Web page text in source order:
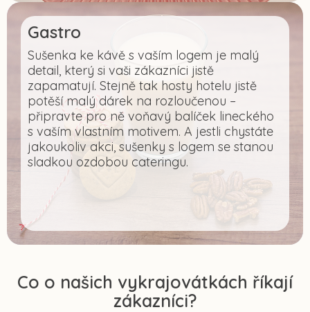
Gastro
Sušenka ke kávě s vaším logem je malý
detail, který si vaši zákazníci jistě
zapamatují. Stejně tak hosty hotelu jistě
potěší malý dárek na rozloučenou –
připravte pro ně voňavý balíček lineckého
s vaším vlastním motivem. A jestli chystáte
jakoukoliv akci, sušenky s logem se stanou
sladkou ozdobou cateringu.
Co o našich vykrajovátkách říkají
zákazníci?